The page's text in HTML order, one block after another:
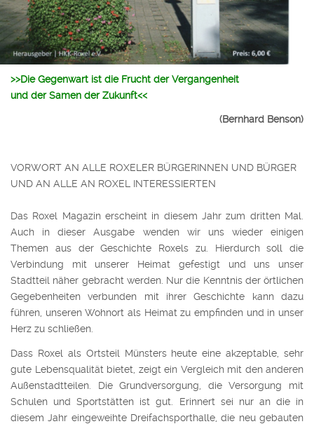
>>Die Gegenwart ist die Frucht der Vergangenheit
und der Samen der Zukunft<<
(Bernhard Benson)
VORWORT AN ALLE ROXELER BÜRGERINNEN UND BÜRGER
UND AN ALLE AN ROXEL INTERESSIERTEN
Das Roxel Magazin erscheint in diesem Jahr zum dritten Mal.
Auch in dieser Ausgabe wenden wir uns wieder einigen
Themen aus der Geschichte Roxels zu. Hierdurch soll die
Verbindung mit unserer Heimat gefestigt und uns unser
Stadtteil näher gebracht werden. Nur die Kenntnis der örtlichen
Gegebenheiten verbunden mit ihrer Geschichte kann dazu
führen, unseren Wohnort als Heimat zu empfinden und in unser
Herz zu schließen.
Dass Roxel als Ortsteil Münsters heute eine akzeptable, sehr
gute Lebensqualität bietet, zeigt ein Vergleich mit den anderen
Außenstadtteilen. Die Grundversorgung, die Versorgung mit
Schulen und Sportstätten ist gut. Erinnert sei nur an die in
diesem Jahr eingeweihte Dreifachsporthalle, die neu gebauten